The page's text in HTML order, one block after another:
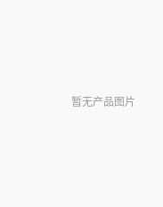
暂无产品图片